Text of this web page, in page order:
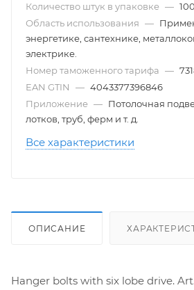
Количество штук в упаковке — 100
Область использования —
энергетике, сантехнике,
электрике.
Номер таможенного тарифа —
EAN GTIN
— 4043377396846
Приложение — Потолочная
лотков, труб, ферм и т. д.
Все характеристики
ОПИСАНИЕ
Hanger bolts with six lobe drive.